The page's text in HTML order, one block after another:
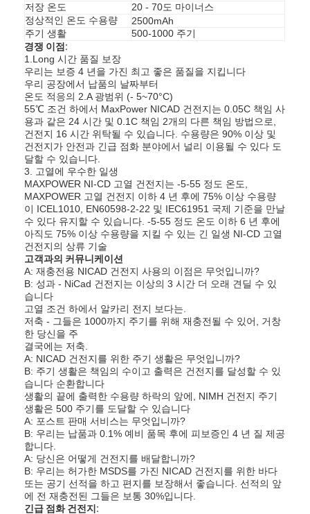
집
제품
회사 소개
공장 견학
품질 관리
문의하기
소식
지금 채팅
리튬 lifepo4 건전지
리튬 이온 재충전 전지
리튬 폴리머 배터리
에너지 저장 건전지
저장 온도
20 - 70도 마이너스
정상적인 온도 수용량
2500mAh
주기 생활
500-1000 주기
경쟁 이점:
1.Long 시간 품질 보장
우리는 보증 4 년을 가진 최고 좋은 품질을 지킵니다
우리 공장에서 납품의 날짜부터
온도 적응의 2.A 광범위 (- 5~70°C)
55℃ 조건 하에서 MaxPower NICAD 건전지는 0.05C 책임 사
용과 같은 24 시간 및 0.1C 책임 2개의 다른 책임 방법으로,
건전지 16 시간 위탁될 수 있습니다. 수용량은 90% 이상 및
건전지가 안전과 긴급 점화 분야에서 널리 이용될 수 있다 도
달할 수 있습니다.
3. 고열에 우수한 일생
MAXPOWER NI-CD 고열 건전지는 -5-55 정도 온도,
MAXPOWER 고열 건전지 이하 4 년 후에 75% 이상 수용량
이 ICEL1010, EN60598-2-22 및 IEC61951 국제 기준을 만날
수 있다 유지할 수 있습니다. -5-55 정도 온도 이하 6 년 후에
아직도 75% 이상 수용량을 지킬 수 있는 긴 일생 NI-CD 고열
건전지의 상류 기술
고객과의 커뮤니케이션
A: 재충전용 NICAD 건전지 사용의 이점은 무엇입니까?
B: 성과 - NiCad 건전지는 이상의 3 시간 더 오래 견딜 수 있
습니다
고열 조건 하에서 알카리 전지 보다는.
저축 - 그들은 1000까지 주기를 위해 재충전될 수 있어, 거창
한 당신을 주
결국에는 저축.
A: NICAD 건전지를 위한 주기 생활은 무엇입니까?
B: 주기 생활은 책임의 수이고 출력은 건전지를 달성할 수 있
습니다 순환합니다
생활의 끝에 출력한 수용량 하락의 앞에, NIMH 건전지 주기
생활은 500 주기를 도달할 수 있습니다
A: 포스트 판매 서비스는 무엇입니까?
B: 우리는 납품과 0.1% 예비 품목 후에 피보증인 4 년 질 제공
합니다.
A: 당신은 어떻게 건전지를 배달합니까?
B: 우리는 허가한 MSDS를 가진 NICAD 건전지를 위한 바다
또는 공기 선적을 하고 편지를 보장해서 좋습니다. 선적의 앞
에 전 재충전된 그들은 보통 30%입니다.
긴급 점화 건전지: